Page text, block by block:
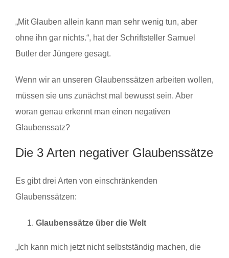
„Mit Glauben allein kann man sehr wenig tun, aber
ohne ihn gar nichts.“, hat der Schriftsteller Samuel
Butler der Jüngere gesagt.
Wenn wir an unseren Glaubenssätzen arbeiten wollen,
müssen sie uns zunächst mal bewusst sein. Aber
woran genau erkennt man einen negativen
Glaubenssatz?
Die 3 Arten negativer Glaubenssätze
Es gibt drei Arten von einschränkenden
Glaubenssätzen:
Glaubenssätze über die Welt
„Ich kann mich jetzt nicht selbstständig machen, die